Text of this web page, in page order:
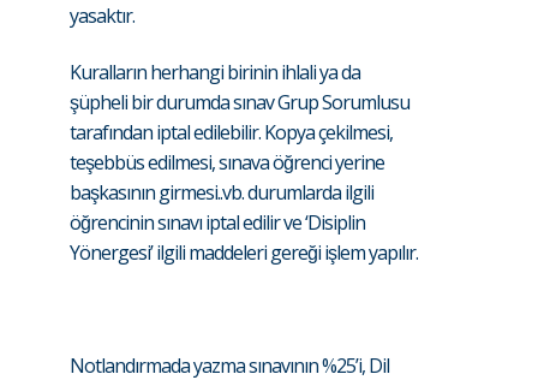
yasaktır.
Kuralların herhangi birinin ihlali ya da
şüpheli bir durumda sınav Grup Sorumlusu
tarafından iptal edilebilir. Kopya çekilmesi,
teşebbüs edilmesi, sınava öğrenci yerine
başkasının girmesi..vb. durumlarda ilgili
öğrencinin sınavı iptal edilir ve ‘Disiplin
Yönergesi’ ilgili maddeleri gereği işlem yapılır.
Notlandırmada yazma sınavının %25’i, Dil